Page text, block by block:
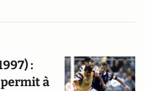
:
à